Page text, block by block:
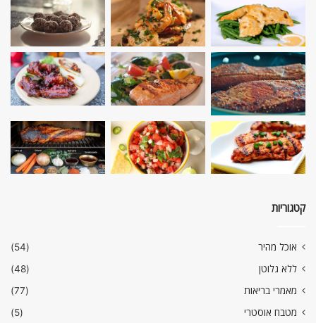
קטגוריות
אוכל מהיר
(54)
ללא גלוטן
(48)
מאמרי בריאות
(77)
מטבח אוסטרי
(5)